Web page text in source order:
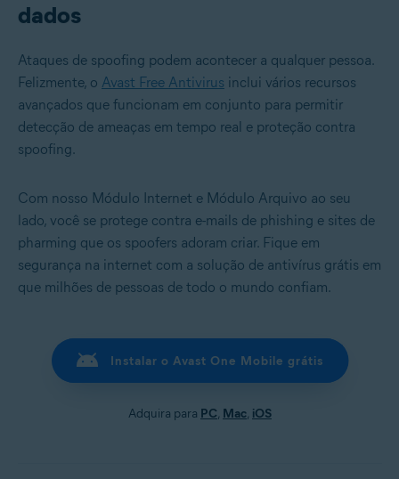
dados
Ataques de spoofing podem acontecer a qualquer pessoa.
Felizmente, o Avast Free Antivirus inclui vários recursos
avançados que funcionam em conjunto para permitir
detecção de ameaças em tempo real e proteção contra
spoofing.
Com nosso Módulo Internet e Módulo Arquivo ao seu
lado, você se protege contra e-mails de phishing e sites de
pharming que os spoofers adoram criar. Fique em
segurança na internet com a solução de antivírus grátis em
que milhões de pessoas de todo o mundo confiam.
Instalar o Avast One Mobile grátis
Adquira para PC, Mac, iOS